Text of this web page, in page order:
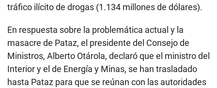
tráfico ilícito de drogas (1.134 millones de dólares).
En respuesta sobre la problemática actual y la
masacre de Pataz, el presidente del Consejo de
Ministros, Alberto Otárola, declaró que el ministro del
Interior y el de Energía y Minas, se han trasladado
hasta Pataz para que se reúnan con las autoridades